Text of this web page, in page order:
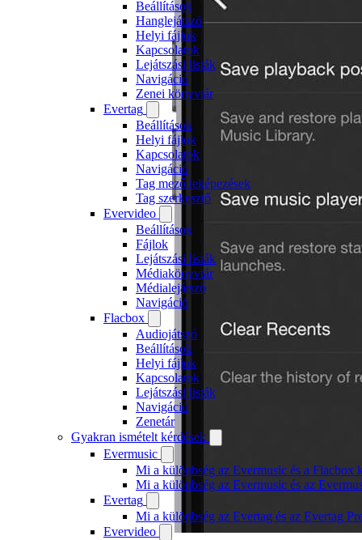
Beállítások
Hanglejátszó
Helyi fájlok
Kapcsolatok
Lejátszási listák
Navigáció
Zenei könyvtár
Evertag
Beállítások
Helyi fájlok
Kapcsolatok
Navigáció
Tag mező leképezések
Tag szerkesztő
Evervideo
Beállítások
Fájlok
Lejátszási listák
Médiakönyvtár
Médialejátszó
Navigáció
Flacbox
Audiojátszó
Beállítások
Helyi fájlok
Kapcsolatok
Lejátszási listák
Navigáció
Zenetár
Gyakran ismételt kérdések
Evermusic
Mi a különbség az Evermusic és a Flacbox
Mi a különbség az Evermusic és az
Evertag
Mi a különbség az Evertag és az Evertag
Evervideo